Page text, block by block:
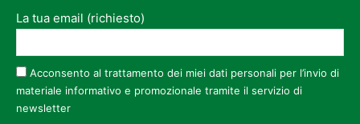
La tua email (richiesto)
Acconsento al trattamento dei miei dati personali per l’invio di
materiale informativo e promozionale tramite il servizio di
newsletter